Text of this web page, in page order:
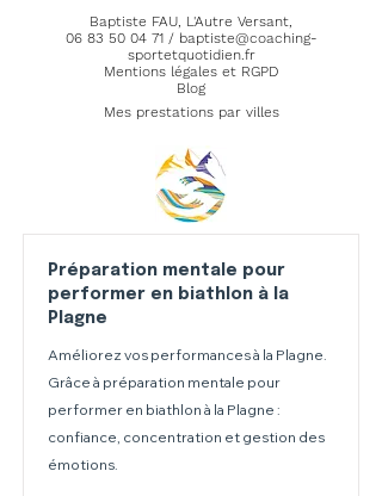
Baptiste FAU, L'Autre Versant,
06 83 50 04 71/ baptiste@coaching-
sportetquotidien.fr
Mentions légales et RGPD
Blog
Mes prestations par villes
Préparation mentale pour
performer en biathlon à la
Plagne
Améliorez vos performances à la Plagne.
Grâce à préparation mentale pour
performer en biathlon à la Plagne :
confiance, concentration et gestion des
émotions.